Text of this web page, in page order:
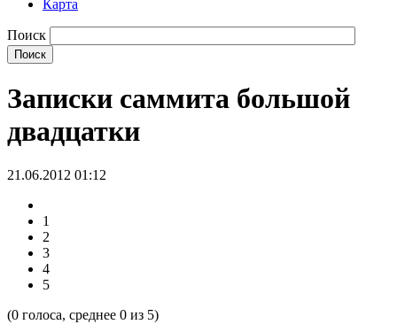
Карта
Поиск
Записки саммита большой
двадцатки
21.06.2012 01:12
1
2
3
4
5
(0 голоса, среднее 0 из 5)